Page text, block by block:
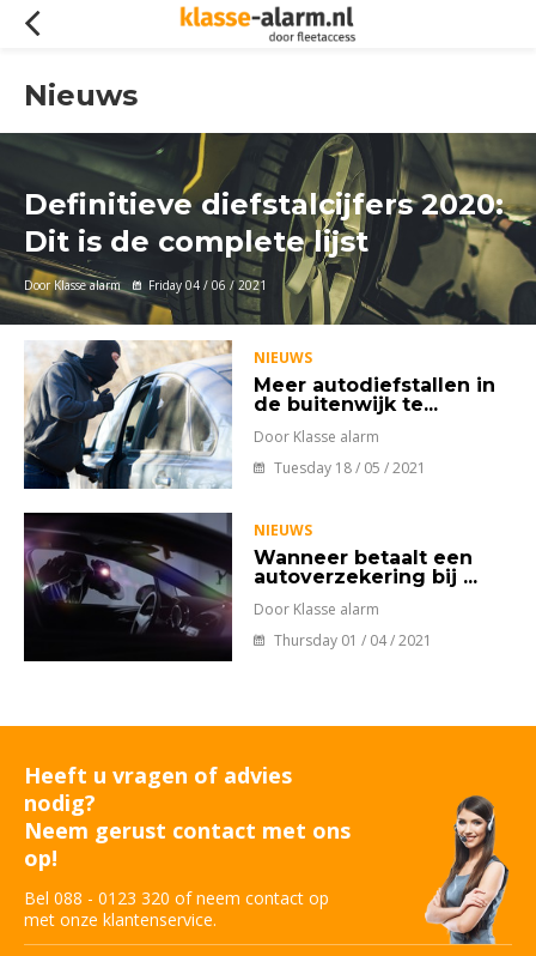
Nieuws
Definitieve diefstalcijfers 2020:
Dit is de complete lijst
Door Klasse alarm Friday 04 / 06 / 2021
NIEUWS
Meer autodiefstallen in
de buitenwijk te...
Door Klasse alarm
Tuesday 18 / 05 / 2021
NIEUWS
Wanneer betaalt een
autoverzekering bij ...
Door Klasse alarm
Thursday 01 / 04 / 2021
Heeft u vragen of advies
nodig?
Neem gerust contact met ons
op!
Bel 088 - 0123 320 of neem contact op
met onze klantenservice.